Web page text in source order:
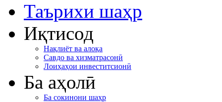
Таърихи шаҳр
Иқтисод
Нақлиёт ва алоқа
Савдо ва хизматрасонӣ
Лоиҳаҳои инвеститсионӣ
Ба аҳолӣ
Ба сокинони шаҳр